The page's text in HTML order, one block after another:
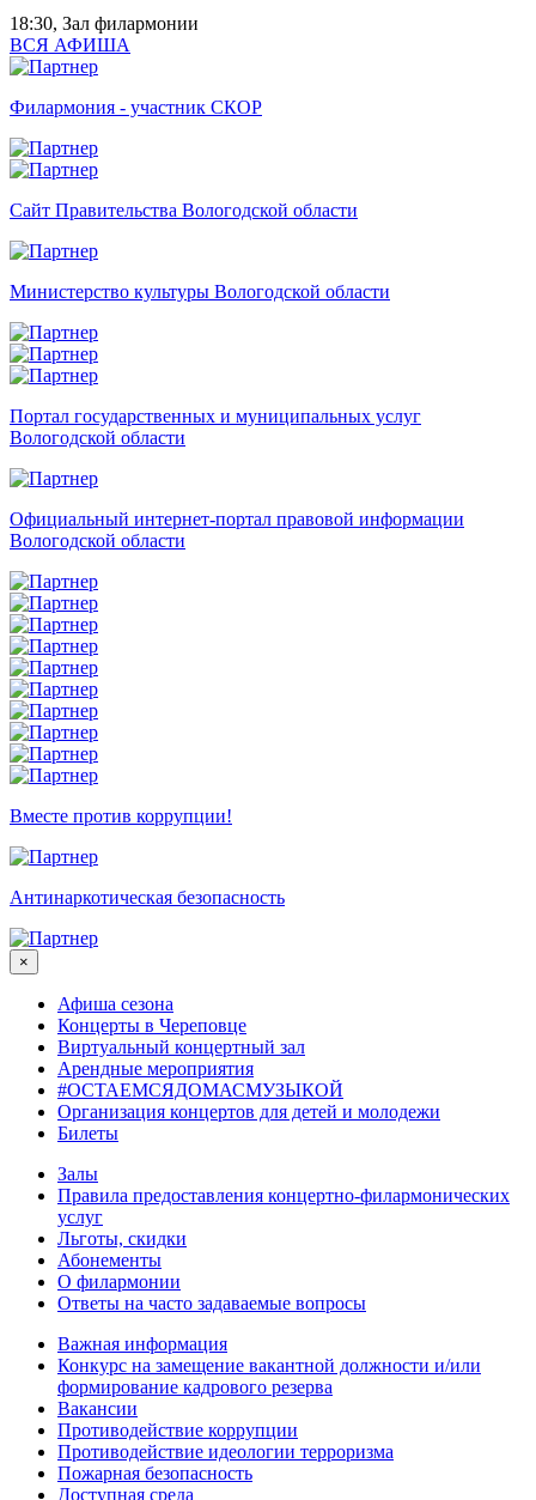
18:30, Зал филармонии
ВСЯ АФИША
Филармония - участник СКОР
Сайт Правительства Вологодской области
Министерство культуры Вологодской области
Портал государственных и муниципальных услуг
Вологодской области
Официальный интернет-портал правовой информации
Вологодской области
Вместе против коррупции!
Антинаркотическая безопасность
×
Афиша сезона
Концерты в Череповце
Виртуальный концертный зал
Арендные мероприятия
#ОСТАЕМСЯДОМАСМУЗЫКОЙ
Организация концертов для детей и молодежи
Билеты
Залы
Правила предоставления концертно-филармонических
услуг
Льготы, скидки
Абонементы
О филармонии
Ответы на часто задаваемые вопросы
Важная информация
Конкурс на замещение вакантной должности и/или
формирование кадрового резерва
Вакансии
Противодействие коррупции
Противодействие идеологии терроризма
Пожарная безопасность
Доступная среда